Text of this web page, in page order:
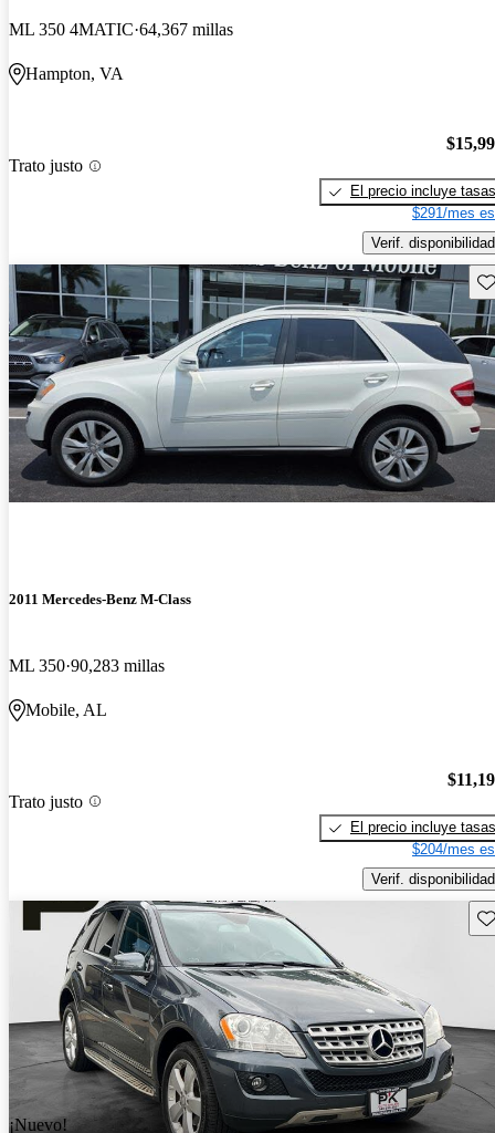
ML 350 4MATIC 64,367 millas
Hampton, VA
Trato justo
El precio incluye tasas
$291/mes
Verif. disponibilidad
2011 Mercedes-Benz M-Class
ML 350 90,283 millas
Mobile, AL
Trato justo
El precio incluye tasas
$204/mes
Verif. disponibilidad
¡Nuevo!